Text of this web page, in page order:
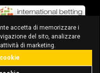
scarica l'app
accetta di memorizzare i
del sito, analizzare
di marketing.